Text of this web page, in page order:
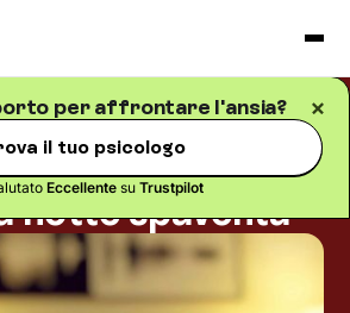
per affrontare l'ansia?
il tuo psicologo
Eccellentesu Trustpilot
psicoterapia:
notte spaventa